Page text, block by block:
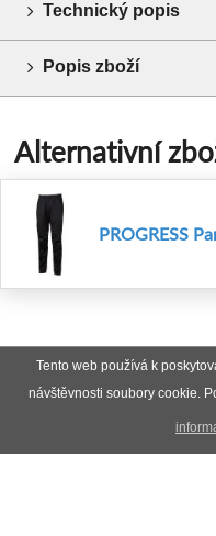
Tento web používá k
návštěvnosti soubory cookie.
Technický popis
Popis zboží
Alternativní
PROGRESS